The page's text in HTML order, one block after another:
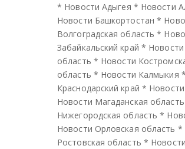
* Новости Адыгея * Новости
Новости Башкортостан *
Волгоградская область *
Забайкальский край *
область * Новости
область * Новости Калмыкия *
Краснодарский край *
Новости Магаданская область
Нижегородская область *
Новости Орловская область *
Ростовская область *